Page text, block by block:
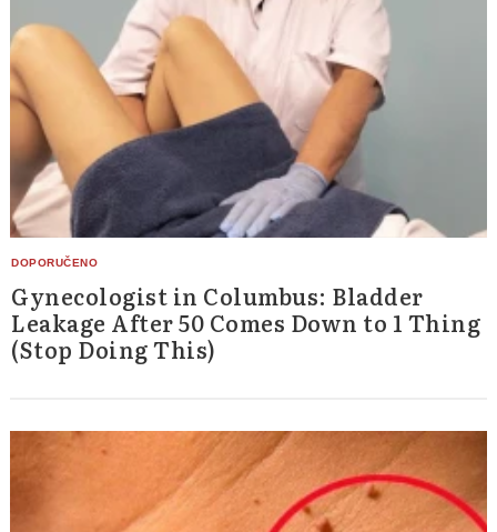
Gynecologist in Columbus: Bladder
Leakage After 50 Comes Down to 1 Thing
(Stop Doing This)